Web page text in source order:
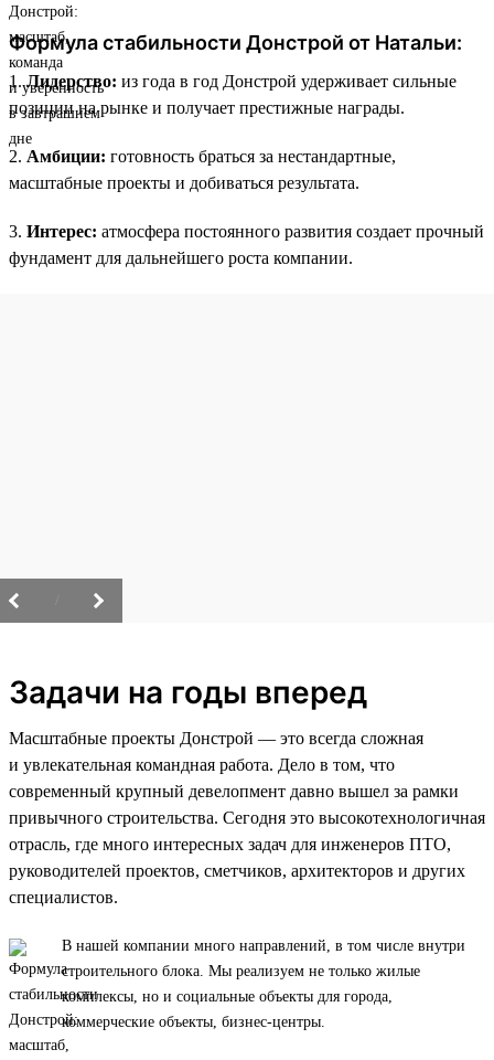
Формула стабильности Донстрой от Натальи:
1.Лидерство: из года в год Донстрой удерживает сильные
позиции на рынке и получает престижные награды.
2. Амбиции: готовность браться за нестандартные,
масштабные проекты и добиваться результата.
3. Интерес: атмосфера постоянного развития создает прочный
фундамент для дальнейшего роста компании.
Задачи на годы вперед
Масштабные проекты Донстрой — это всегда сложная
и увлекательная командная работа. Дело в том, что
современный крупный девелопмент давно вышел за рамки
привычного строительства. Сегодня это высокотехнологичная
отрасль, где много интересных задач для инженеров ПТО,
руководителей проектов, сметчиков, архитекторов и других
специалистов.
В нашей компании много направлений, в том числе внутри
строительного блока. Мы реализуем не только жилые
комплексы, но и социальные объекты для города,
коммерческие объекты, бизнес-центры.